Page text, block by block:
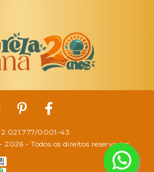
0001-43
-2026 - Todos os direitos reservados.